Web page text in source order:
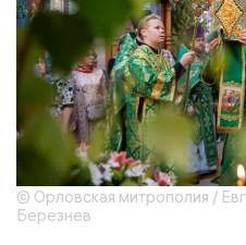
© Орловская митрополия /
Березнев